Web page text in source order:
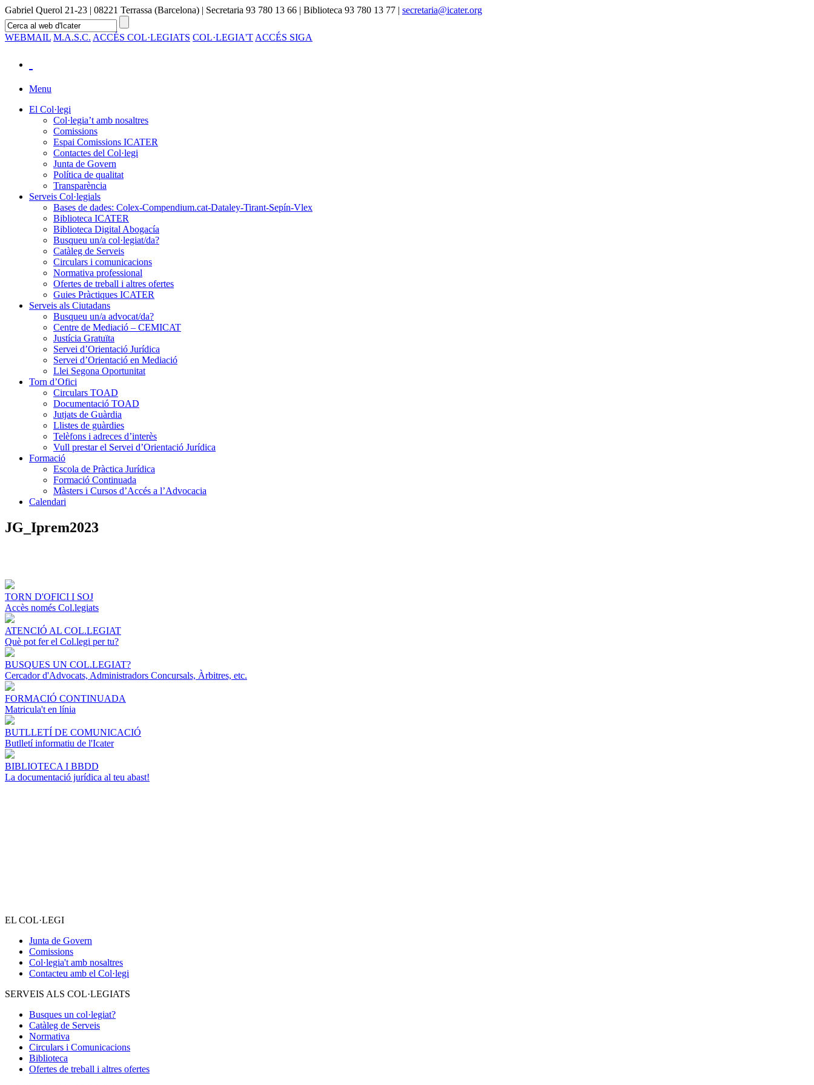
Gabriel Querol 21-23 | 08221 Terrassa (Barcelona) | Secretaria 93 780 13 66 | Biblioteca 93 780 13 77 | secretaria@icater.org
WEBMAIL M.A.S.C. ACCÉS COL·LEGIATS COL·LEGIA'T ACCÉS SIGA
Menu
El Col·legi
Col·legia’t amb nosaltres
Comissions
Espai Comissions ICATER
Contactes del Col·legi
Junta de Govern
Política de qualitat
Transparència
Serveis Col·legials
Bases de dades: Colex-Compendium.cat-Dataley-Tirant-Sepín-Vlex
Biblioteca ICATER
Biblioteca Digital Abogacía
Busqueu un/a col·legiat/da?
Catàleg de Serveis
Circulars i comunicacions
Normativa professional
Ofertes de treball i altres ofertes
Guies Pràctiques ICATER
Serveis als Ciutadans
Busqueu un/a advocat/da?
Centre de Mediació – CEMICAT
Justícia Gratuïta
Servei d’Orientació Jurídica
Servei d’Orientació en Mediació
Llei Segona Oportunitat
Torn d’Ofici
Circulars TOAD
Documentació TOAD
Jutjats de Guàrdia
Llistes de guàrdies
Telèfons i adreces d’interès
Vull prestar el Servei d’Orientació Jurídica
Formació
Escola de Pràctica Jurídica
Formació Continuada
Màsters i Cursos d’Accés a l’Advocacia
Calendari
JG_Iprem2023
TORN D'OFICI I SOJ
Accès només Col.legiats
ATENCIÓ AL COL.LEGIAT
Què pot fer el Col.legi per tu?
BUSQUES UN COL.LEGIAT?
Cercador d'Advocats, Administradors Concursals, Àrbitres, etc.
FORMACIÓ CONTINUADA
Matricula't en línia
BUTLLETÍ DE COMUNICACIÓ
Butlletí informatiu de l'Icater
BIBLIOTECA I BBDD
La documentació jurídica al teu abast!
EL COL·LEGI
Junta de Govern
Comissions
Col·legia't amb nosaltres
Contacteu amb el Col·legi
SERVEIS ALS COL·LEGIATS
Busques un col·legiat?
Catàleg de Serveis
Normativa
Circulars i Comunicacions
Biblioteca
Ofertes de treball i altres ofertes